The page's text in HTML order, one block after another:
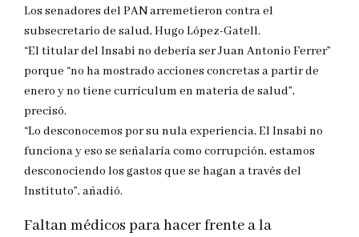
Los senadores del PAN arremetieron contra el
subsecretario de salud, Hugo López-Gatell.
“El titular del Insabi no debería ser Juan Antonio Ferrer”
porque “no ha mostrado acciones concretas a partir de
enero y no tiene currículum en materia de salud”,
precisó.
“Lo desconocemos por su nula experiencia. El Insabi no
funciona y eso se señalaría como corrupción, estamos
desconociendo los gastos que se hagan a través del
Instituto”, añadió.
Faltan médicos para hacer frente a la